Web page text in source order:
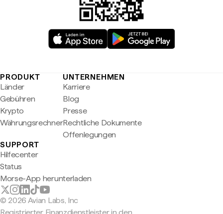
PRODUKT
Länder
Gebühren
Krypto
Währungsrechner
UNTERNEHMEN
Karriere
Blog
Presse
Rechtliche Dokumente
Offenlegungen
SUPPORT
Hilfecenter
Status
Morse-App herunterladen
© 2026 Avian Labs, Inc